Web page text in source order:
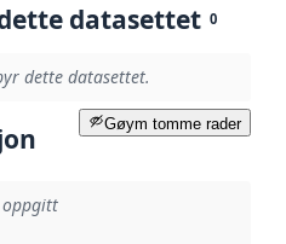
datasettet 0
dette datasettet.
Gøym tomme rader